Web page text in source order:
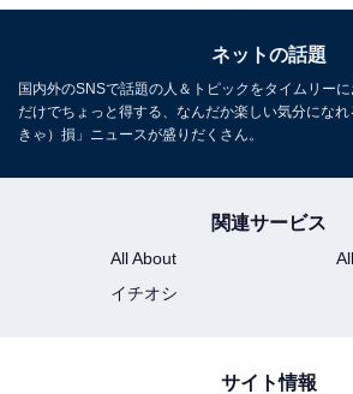
ネットの話題
国内外のSNSで話題の人＆トピックをタイムリー
だけでちょっと得する、なんだか楽しい気分にな
きゃ）損」ニュースが盛りだくさん。
関連サービス
All About
イチオシ
サイト情報